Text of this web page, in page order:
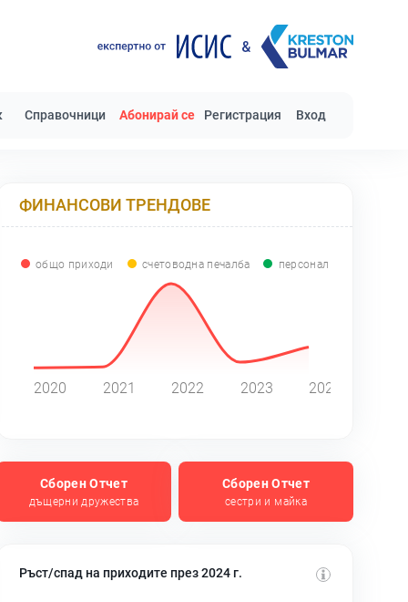
Справочници Абонирай се Регистрация Вход
ФИНАНСОВИ ТРЕНДОВЕ
общо приходи счетоводна печалба персонал
2020 2021 2022 2023 2024
Сборен Отчет
дъщерни дружества
Сборен Отчет
сестри и майка
Ръст/спад на приходите през 2024 г.